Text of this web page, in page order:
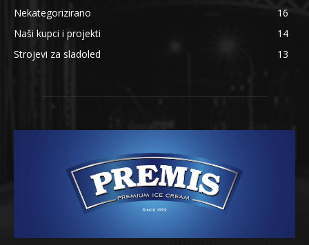
Nekategorizirano
16
Naši kupci i projekti
14
Strojevi za sladoled
13